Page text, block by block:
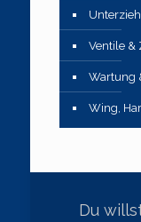
Ventile &
Wartung
Wing,
Du